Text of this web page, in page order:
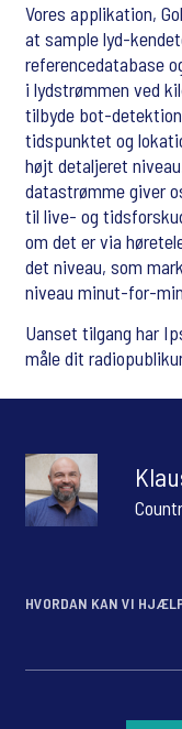
Vores applikation,
at sample lyd-
referencedatabase
i lydstrømmen ved
tilbyde bot-
tidspunktet og
højt detaljeret
datastrømme giver
til live- og
om det er via
det niveau, som
niveau minut-for-
Uanset tilgang har
måle dit
HVORDAN KAN VI